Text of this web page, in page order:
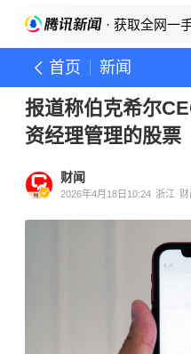
· 获取全网一
首页 新闻
报道称伯克希尔
资经理管理的股票
财闻
2026年4月18日10:24 浙江